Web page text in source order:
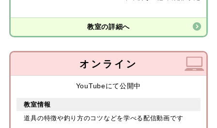
教室の詳細へ
オンライン
YouTubeにて公開中
教室情報
道具の特徴や釣り方のコツなどを学べる配信動画です